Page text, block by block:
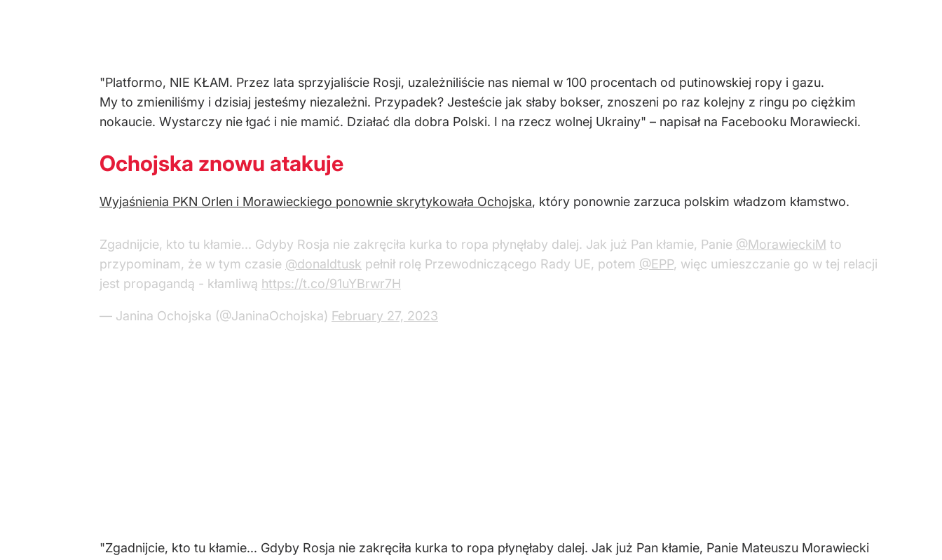
"Platformo, NIE KŁAM. Przez lata sprzyjaliście Rosji, uzależniliście nas niemal w 100 procentach od putinowskiej ropy i gazu.
My to zmieniliśmy i dzisiaj jesteśmy niezależni. Przypadek? Jesteście jak słaby bokser, znoszeni po raz kolejny z ringu po ciężkim
nokaucie. Wystarczy nie łgać i nie mamić. Działać dla dobra Polski. I na rzecz wolnej Ukrainy" – napisał na Facebooku Morawiecki.
Ochojska znowu atakuje
Wyjaśnienia PKN Orlen i Morawieckiego ponownie skrytykowała Ochojska, który ponownie zarzuca polskim władzom kłamstwo.
Zgadnijcie, kto tu kłamie... Gdyby Rosja nie zakręciła kurka to ropa płynęłaby dalej. Jak już Pan kłamie, Panie @MorawieckiM to
przypominam, że w tym czasie @donaldtusk pełnił rolę Przewodniczącego Rady UE, potem @EPP, więc umieszczanie go w tej relacji
jest propagandą - kłamliwą https://t.co/91uYBrwr7H
— Janina Ochojska (@JaninaOchojska) February 27, 2023
"Zgadnijcie, kto tu kłamie... Gdyby Rosja nie zakręciła kurka to ropa płynęłaby dalej. Jak już Pan kłamie, Panie Mateuszu Morawiecki